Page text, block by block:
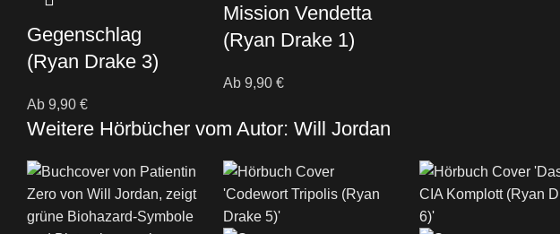
Gegenschlag
(Ryan Drake 3)
Ab 9,90 €
Mission Vendetta
(Ryan Drake 1)
Ab 9,90 €
Weitere Hörbücher vom Autor: Will Jordan